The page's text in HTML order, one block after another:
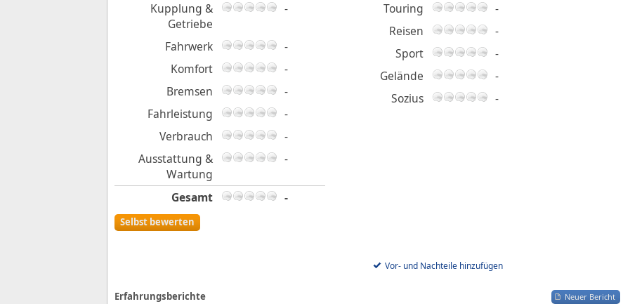
Kupplung &
Getriebe
-
Fahrwerk
-
Komfort
-
Bremsen
-
Fahrleistung
-
Verbrauch
-
Ausstattung &
Wartung
-
Gesamt -
Touring
-
Reisen
-
Sport
-
Gelände
-
Sozius
-
Selbst bewerten
Vor- und Nachteile hinzufügen
Neuer Bericht
Erfahrungsberichte